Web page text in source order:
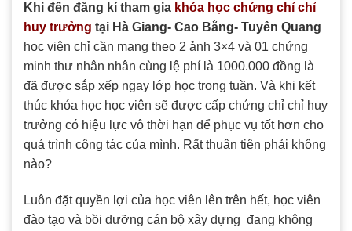
Khi đến đăng kí tham gia khóa học chứng chỉ chỉ
huy trưởng tại Hà Giang- Cao Bằng- Tuyên Quang
học viên chỉ cần mang theo 2 ảnh 3×4 và 01 chứng
minh thư nhân nhân cùng lệ phí là 1000.000 đồng là
đã được sắp xếp ngay lớp học trong tuần. Và khi kết
thúc khóa học học viên sẽ được cấp chứng chỉ chỉ huy
trưởng có hiệu lực vô thời hạn để phục vụ tốt hơn cho
quá trình công tác của mình. Rất thuận tiện phải không
nào?
Luôn đặt quyền lợi của học viên lên trên hết, học viên
đào tạo và bồi dưỡng cán bộ xây dựng đang không